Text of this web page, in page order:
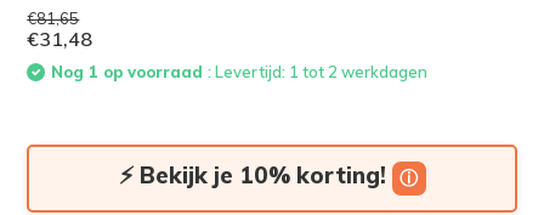
€81,65
€31,48
Nog 1 op voorraad: Levertijd: 1 tot 2 werkdagen
⚡ Bekijk je 10% korting! ⓘ